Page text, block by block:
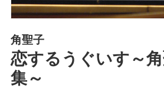
角聖子
恋するうぐいす～
集～